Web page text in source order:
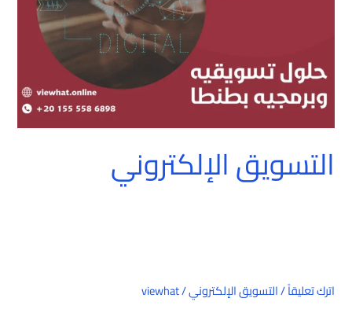
التسويق الإلكتروني
اترك تعليقاً/التسويق الإلكتروني/
viewhat